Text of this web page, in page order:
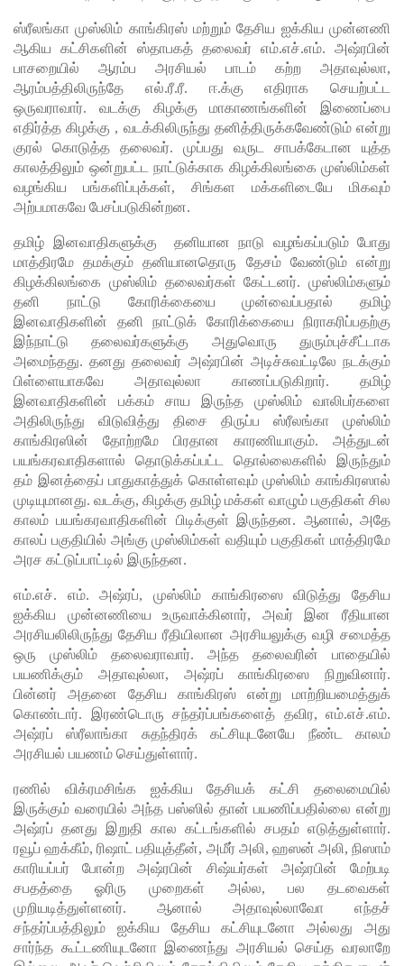
ளுக்கு
அபராதம்!
கொழும்பி
ல்
சட்டவி
ரோத
மருந்துக்
களஞ்சிய
ம்
முற்றுகை!
ஓகஸ்ட்
மாதத்திற்
கான
லிட்ரோ
எரிவாயு
விலையில்
மாற்றமில்
ஓட்டுநர் (
L பலகை)
வாகனங்க
அதிவேக
செல்ல
தடை!
இலங்கை
யின்
பெரிய
ஸ்ரீலங்கா முஸ்லிம் காங்கிரஸ் மற்றும் தேசிய ஐக்கிய முன்னணி
ஆகிய கட்சிகளின் ஸ்தாபகத் தலைவர் எம்.எச்.எம். அஷ்ரபின்
பாசறையில் ஆரம்ப அரசியல் பாடம் கற்ற அதாவுல்லா,
ஆரம்பத்திலிருந்தே எல்.ரீ.ரீ. ஈ.க்கு எதிராக செயற்பட்ட
ஒருவராவார். வடக்கு கிழக்கு மாகாணங்களின் இணைப்பை
எதிர்த்த கிழக்கு , வடக்கிலிருந்து தனித்திருக்கவேண்டும் என்று
குரல் கொடுத்த தலைவர். முப்பது வருட சாபக்கேடான யுத்த
காலத்திலும் ஒன்றுபட்ட நாட்டுக்காக கிழக்கிலங்கை முஸ்லிம்கள்
வழங்கிய பங்களிப்புக்கள், சிங்கள மக்களிடையே மிகவும்
அற்பமாகவே பேசப்படுகின்றன.
தமிழ் இனவாதிகளுக்கு தனியான நாடு வழங்கப்படும் போது
மாத்திரமே தமக்கும் தனியானதொரு தேசம் வேண்டும் என்று
கிழக்கிலங்கை முஸ்லிம் தலைவர்கள் கேட்டனர். முஸ்லிம்களும்
தனி நாட்டு கோரிக்கையை முன்வைப்பதால் தமிழ்
இனவாதிகளின் தனி நாட்டுக் கோரிக்கையை நிராகரிப்பதற்கு
இந்நாட்டு தலைவர்களுக்கு அதுவொரு துரும்புச்சீட்டாக
அமைந்தது. தனது தலைவர் அஷ்ரபின் அடிச்சுவட்டிலே நடக்கும்
பிள்ளையாகவே அதாவுல்லா காணப்படுகிறார். தமிழ்
இனவாதிகளின் பக்கம் சாய இருந்த முஸ்லிம் வாலிபர்களை
அதிலிருந்து விடுவித்து திசை திருப்ப ஸ்ரீலங்கா முஸ்லிம்
காங்கிரஸின் தோற்றமே பிரதான காரணியாகும். அத்துடன்
பயங்கரவாதிகளால் தொடுக்கப்பட்ட தொல்லைகளில் இருந்தும்
தம் இனத்தைப் பாதுகாத்துக் கொள்ளவும் முஸ்லிம் காங்கிரஸால்
முடியுமானது. வடக்கு, கிழக்கு தமிழ் மக்கள் வாழும் பகுதிகள் சில
காலம் பயங்கரவாதிகளின் பிடிக்குள் இருந்தன. ஆனால், அதே
காலப் பகுதியில் அங்கு முஸ்லிம்கள் வதியும் பகுதிகள் மாத்திரமே
அரச கட்டுப்பாட்டில் இருந்தன.
எம்.எச். எம். அஷ்ரப், முஸ்லிம் காங்கிரஸை விடுத்து தேசிய
ஐக்கிய முன்னணியை உருவாக்கினார், அவர் இன ரீதியான
அரசியலிலிருந்து தேசிய ரீதியிலான அரசியலுக்கு வழி சமைத்த
ஒரு முஸ்லிம் தலைவராவார். அந்த தலைவரின் பாதையில்
பயணிக்கும் அதாவுல்லா, அஷ்ரப் காங்கிரஸை நிறுவினார்.
பின்னர் அதனை தேசிய காங்கிரஸ் என்று மாற்றியமைத்துக்
கொண்டார். இரண்டொரு சந்தர்ப்பங்களைத் தவிர, எம்.எச்.எம்.
அஷ்ரப் ஸ்ரீலாங்கா சுதந்திரக் கட்சியுடனேயே நீண்ட காலம்
அரசியல் பயணம் செய்துள்ளார்.
ரணில் விக்ரமசிங்க ஐக்கிய தேசியக் கட்சி தலைமையில்
இருக்கும் வரையில் அந்த பஸ்ஸில் தான் பயணிப்பதில்லை என்று
அஷ்ரப் தனது இறுதி கால கட்டங்களில் சபதம் எடுத்துள்ளார்.
ரவூப் ஹக்கீம், ரிஷாட் பதியுத்தீன், அமீர் அலி, ஹஸன் அலி, நிஸாம்
காரியப்பர் போன்ற அஷ்ரபின் சிஷ்யர்கள் அஷ்ரபின் மேற்படி
சபதத்தை ஓரிரு முறைகள் அல்ல, பல தடவைகள்
முறியடித்துள்ளனர். ஆனால் அதாவுல்லாவோ எந்தச்
சந்தர்ப்பத்திலும் ஐக்கிய தேசிய கட்சியுடனோ அல்லது அது
சார்ந்த கூட்டணியுடனோ இணைந்து அரசியல் செய்த வரலாறே